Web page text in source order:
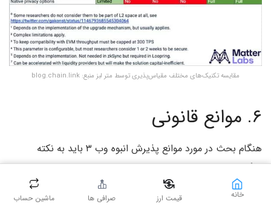
مقایسه تکنیک‌های مختلف مقیاس‌پذیری توسط متر لبز منبع: blog.chain.link
۶. موانع قانونی
هنگام بحث در مورد موانع پذیرش انبوه وب ۳ باید به نکته
دیگری هم توجه کرد. فقدان چارچوب‌های قانونی و
دستورالعمل‌های روشن در خصوص دارایی‌های رمزنگاری،
اپلیکیشن‌های غیرمتمرکز و سازمان‌های غیرمتمرکز توانایی وب ۳ را
خانه قیمت ارز صرافی ها ماشین حساب